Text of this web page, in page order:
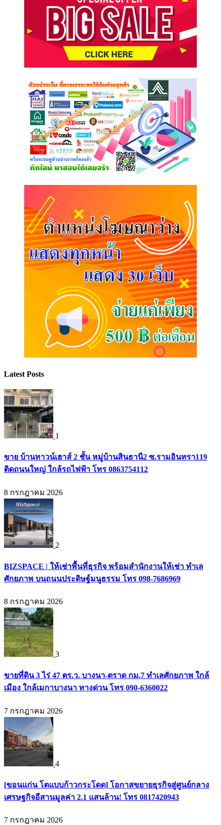
Latest Posts
1
ขาย บ้านทาวน์เฮาส์ 2 ชั้น หมู่บ้านสินธานี2 ซ.รามอินทรา119
ติดถนนใหญ่ ใกล้รถไฟฟ้า โทร 0863754112
8 กรกฎาคม 2026
2
BIZSPACE | ให้เช่าพื้นที่ธุรกิจ พร้อมสำนักงานให้เช่า ทำเล
ศักยภาพ บนถนนประดิษฐ์มนูธรรม โทร 098-7686969
8 กรกฎาคม 2026
3
ขายที่ดิน 3 ไร่ 47 ตร.ว. บางนา-ตราด กม.7 ทำเลศักยภาพ ใกล้
เมือง ใกล้เมกาบางนา ทางด่วน โทร 090-6360022
7 กรกฎาคม 2026
4
[ขอนแก่น โตแบบก้าวกระโดด] โอกาสขยายธุรกิจสู่ศูนย์กลาง
เศรษฐกิจอีสานมูลค่า 2.1 แสนล้าน! โทร 0817420943
7 กรกฎาคม 2026